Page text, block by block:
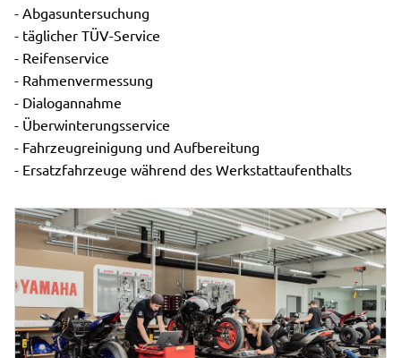
- Abgasuntersuchung
- täglicher TÜV-Service
- Reifenservice
- Rahmenvermessung
- Dialogannahme
- Überwinterungsservice
- Fahrzeugreinigung und Aufbereitung
- Ersatzfahrzeuge während des Werkstattaufenthalts